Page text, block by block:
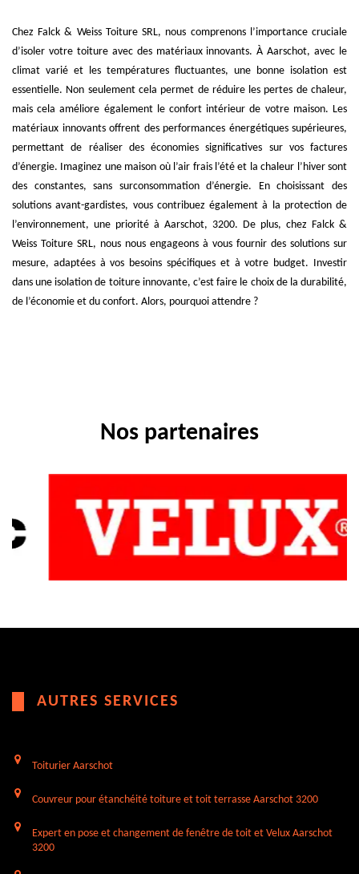
Chez Falck & Weiss Toiture SRL, nous comprenons l’importance cruciale
d’isoler votre toiture avec des matériaux innovants. À Aarschot, avec le
climat varié et les températures fluctuantes, une bonne isolation est
essentielle. Non seulement cela permet de réduire les pertes de chaleur,
mais cela améliore également le confort intérieur de votre maison. Les
matériaux innovants offrent des performances énergétiques supérieures,
permettant de réaliser des économies significatives sur vos factures
d’énergie. Imaginez une maison où l’air frais l’été et la chaleur l’hiver sont
des constantes, sans surconsommation d’énergie. En choisissant des
solutions avant-gardistes, vous contribuez également à la protection de
l’environnement, une priorité à Aarschot, 3200. De plus, chez Falck &
Weiss Toiture SRL, nous nous engageons à vous fournir des solutions sur
mesure, adaptées à vos besoins spécifiques et à votre budget. Investir
dans une isolation de toiture innovante, c’est faire le choix de la durabilité,
de l’économie et du confort. Alors, pourquoi attendre ?
Nos partenaires
AUTRES SERVICES
Toiturier Aarschot
Couvreur pour étanchéité toiture et toit terrasse Aarschot 3200
Expert en pose et changement de fenêtre de toit et Velux Aarschot
3200